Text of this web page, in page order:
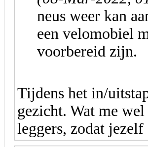
neus weer kan
een velomobiel
voorbereid zijn.
Tijdens het in/
gezicht. Wat me
leggers, zodat